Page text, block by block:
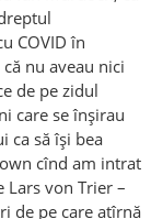
COVID în
nu aveau nici
de pe zidul
care se înșirau
ca să își bea
cînd am intrat
Lars von Trier –
de pe care atîrnă